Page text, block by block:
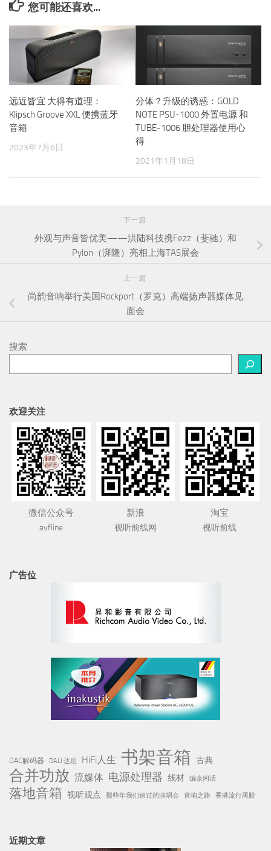
您可能还喜欢...
远近皆宜 大得有道理：
Klipsch Groove XXL 便携蓝牙
音箱
2023年7月6日
分体？升级的诱惑：GOLD
NOTE PSU-1000 外置电源 和
TUBE-1006 胆处理器使用心
得
2021年1月18日
下一篇
外观与声音皆优美——洪陆科技携Fezz（斐驰）和
Pylon（湃隆）亮相上海TAS展会
上一篇
尚韵音响举行美国Rockport（罗克）高端扬声器媒体见
面会
搜索
欢迎关注
微信公众号
avfline
新浪
视听前线网
淘宝
视听前线
广告位
DAC解码器 DALI 达尼 HiFi人生 书架音箱 古典
合并功放 流媒体 电源处理器 线材 编余闲话
落地音箱 视听观点 那些年我们追过的演唱会 音响之路 香港流行黑胶
近期文章